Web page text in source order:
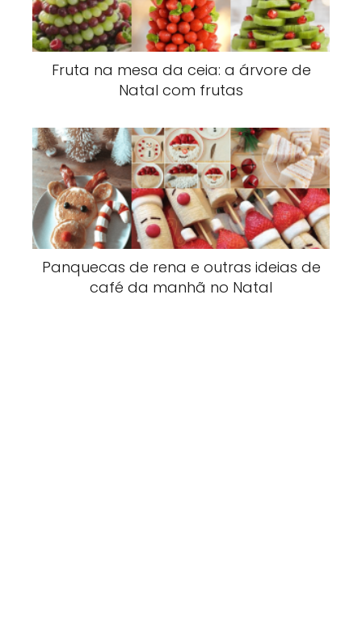
Fruta na mesa da ceia: a árvore de
Natal com frutas
Panquecas de rena e outras ideias de
café da manhã no Natal